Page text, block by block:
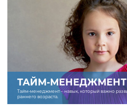
ТАЙМ-МЕНЕДЖМЕНТ
Тайм-менеджмент – навык, который важно
раннего возраста.